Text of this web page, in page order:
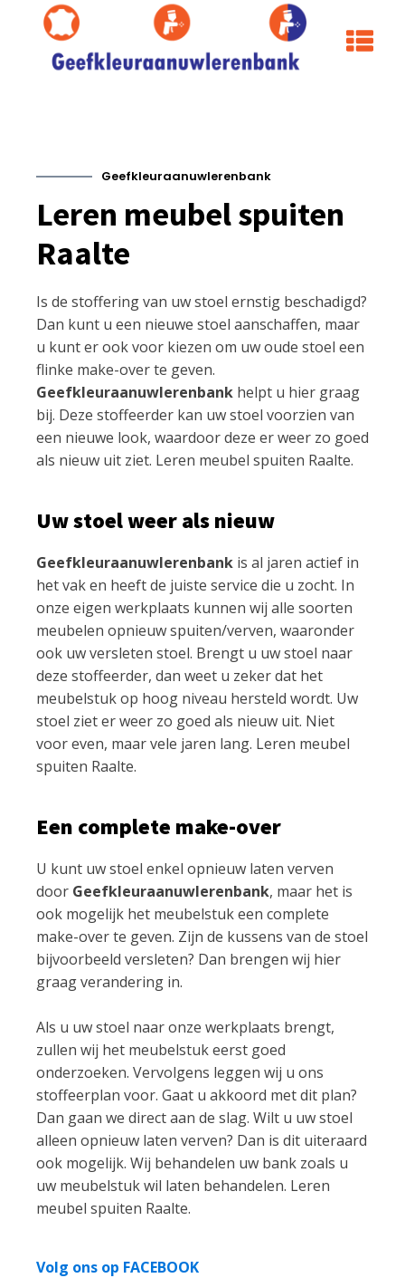
Geefkleuraanuwlerenbank
Leren meubel spuiten
Raalte
Is de stoffering van uw stoel ernstig beschadigd?
Dan kunt u een nieuwe stoel aanschaffen, maar
u kunt er ook voor kiezen om uw oude stoel een
flinke make-over te geven.
Geefkleuraanuwlerenbank helpt u hier graag
bij. Deze stoffeerder kan uw stoel voorzien van
een nieuwe look, waardoor deze er weer zo goed
als nieuw uit ziet. Leren meubel spuiten Raalte.
Uw stoel weer als nieuw
Geefkleuraanuwlerenbank is al jaren actief in
het vak en heeft de juiste service die u zocht. In
onze eigen werkplaats kunnen wij alle soorten
meubelen opnieuw spuiten/verven, waaronder
ook uw versleten stoel. Brengt u uw stoel naar
deze stoffeerder, dan weet u zeker dat het
meubelstuk op hoog niveau hersteld wordt. Uw
stoel ziet er weer zo goed als nieuw uit. Niet
voor even, maar vele jaren lang. Leren meubel
spuiten Raalte.
Een complete make-over
U kunt uw stoel enkel opnieuw laten verven
door Geefkleuraanuwlerenbank, maar het is
ook mogelijk het meubelstuk een complete
make-over te geven. Zijn de kussens van de stoel
bijvoorbeeld versleten? Dan brengen wij hier
graag verandering in.
Als u uw stoel naar onze werkplaats brengt,
zullen wij het meubelstuk eerst goed
onderzoeken. Vervolgens leggen wij u ons
stoffeerplan voor. Gaat u akkoord met dit plan?
Dan gaan we direct aan de slag. Wilt u uw stoel
alleen opnieuw laten verven? Dan is dit uiteraard
ook mogelijk. Wij behandelen uw bank zoals u
uw meubelstuk wil laten behandelen. Leren
meubel spuiten Raalte.
Volg ons op FACEBOOK